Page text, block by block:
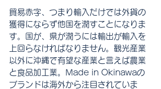
貿易赤字、つまり輸入だけでは外貨の
獲得にならず他国を潤すことになりま
す。国が、県が潤うには輸出が輸入を
上回らなければなりません。観光産業
以外に沖縄で有望な産業と言えば農業
と食品加工業。Made in Okinawaの
ブランドは海外から注目されていま